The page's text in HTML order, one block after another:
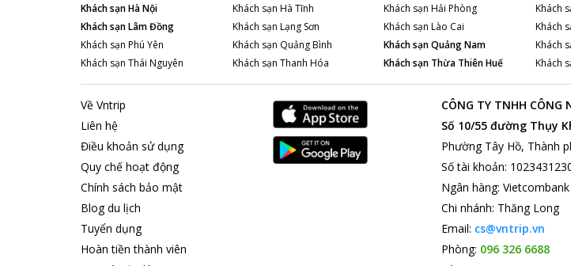
Khách sạnHà Nội Khách sạn Hà Tĩnh Khách sạn Hải Phòng Khách
Khách sạnLâm Đồng Khách sạn Lạng Sơn Khách sạn Lào Cai Khách
Khách sạn Phú Yên Khách sạn Quảng Bình Khách sạnQuảng Nam Khách
Khách sạn Thái Nguyên Khách sạn Thanh Hóa Khách sạn Thừa Thiên Huế Khách
Về Vntrip
Liên hệ
Điều khoản sử dụng
Quy chế hoạt động
Chính sách bảo mật
Blog du lịch
Tuyển dụng
Hoàn tiền thành viên
CÔNG TY TNHH CÔNG
Số 10/55 đường Thụy
Phường Tây Hồ, Thành
Số tài khoản:
Ngân hàng: Vietcombank
Chi nhánh: Thăng Long
Email: cs@vntrip.vn
Phòng: 096 326 6688